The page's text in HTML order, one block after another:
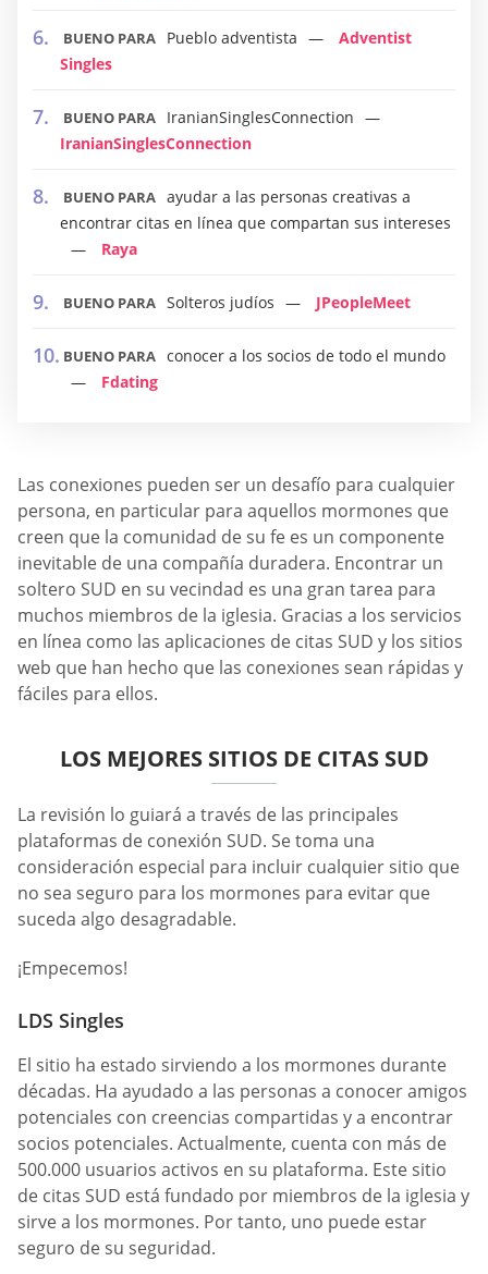
BUENO PARA Pueblo adventista
Adventist
Singles
BUENO PARA
IranianSinglesConnection
IranianSinglesConnection
BUENO PARA ayudar a las personas creativas a
encontrar citas en línea que compartan sus intereses
Raya
BUENO PARA Solteros judíos JPeopleMeet
BUENO PARA conocer a los socios de todo el mundo
Fdating
Las conexiones pueden ser un desafío para cualquier
persona, en particular para aquellos mormones que
creen que la comunidad de su fe es un componente
inevitable de una compañía duradera. Encontrar un
soltero SUD en su vecindad es una gran tarea para
muchos miembros de la iglesia. Gracias a los servicios
en línea como las aplicaciones de citas SUD y los sitios
web que han hecho que las conexiones sean rápidas y
fáciles para ellos.
LOS MEJORES SITIOS DE CITAS SUD
La revisión lo guiará a través de las principales
plataformas de conexión SUD. Se toma una
consideración especial para incluir cualquier sitio que
no sea seguro para los mormones para evitar que
suceda algo desagradable.
¡Empecemos!
LDS Singles
El sitio ha estado sirviendo a los mormones durante
décadas. Ha ayudado a las personas a conocer amigos
potenciales con creencias compartidas y a encontrar
socios potenciales. Actualmente, cuenta con más de
500.000 usuarios activos en su plataforma. Este sitio
de citas SUD está fundado por miembros de la iglesia y
sirve a los mormones. Por tanto, uno puede estar
seguro de su seguridad.